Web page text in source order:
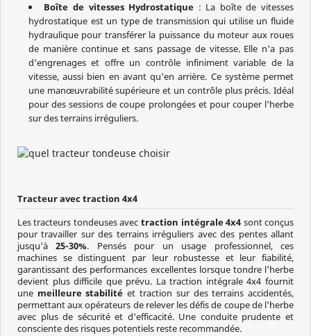
Boîte de vitesses Hydrostatique : La boîte de vitesses
hydrostatique est un type de transmission qui utilise un fluide
hydraulique pour transférer la puissance du moteur aux roues
de manière continue et sans passage de vitesse. Elle n'a pas
d'engrenages et offre un contrôle infiniment variable de la
vitesse, aussi bien en avant qu'en arrière. Ce système permet
une manœuvrabilité supérieure et un contrôle plus précis. Idéal
pour des sessions de coupe prolongées et pour couper l'herbe
sur des terrains irréguliers.
Tracteur avec traction 4x4
Les tracteurs tondeuses avec traction intégrale 4x4 sont conçus
pour travailler sur des terrains irréguliers avec des pentes allant
jusqu'à25-30%. Pensés pour un usage professionnel, ces
machines se distinguent par leur robustesse et leur fiabilité,
garantissant des performances excellentes lorsque tondre l'herbe
devient plus difficile que prévu. La traction intégrale 4x4 fournit
une meilleure stabilité et traction sur des terrains accidentés,
permettant aux opérateurs de relever les défis de coupe de l'herbe
avec plus de sécurité et d'efficacité. Une conduite prudente et
consciente des risques potentiels reste recommandée.